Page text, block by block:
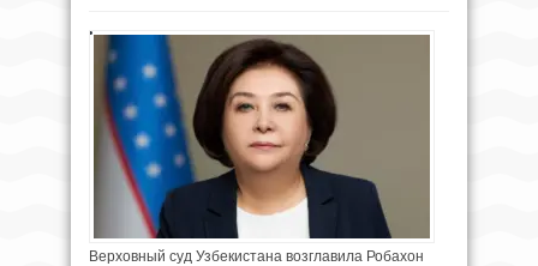
Верховный суд Узбекистана возглавила Робахон